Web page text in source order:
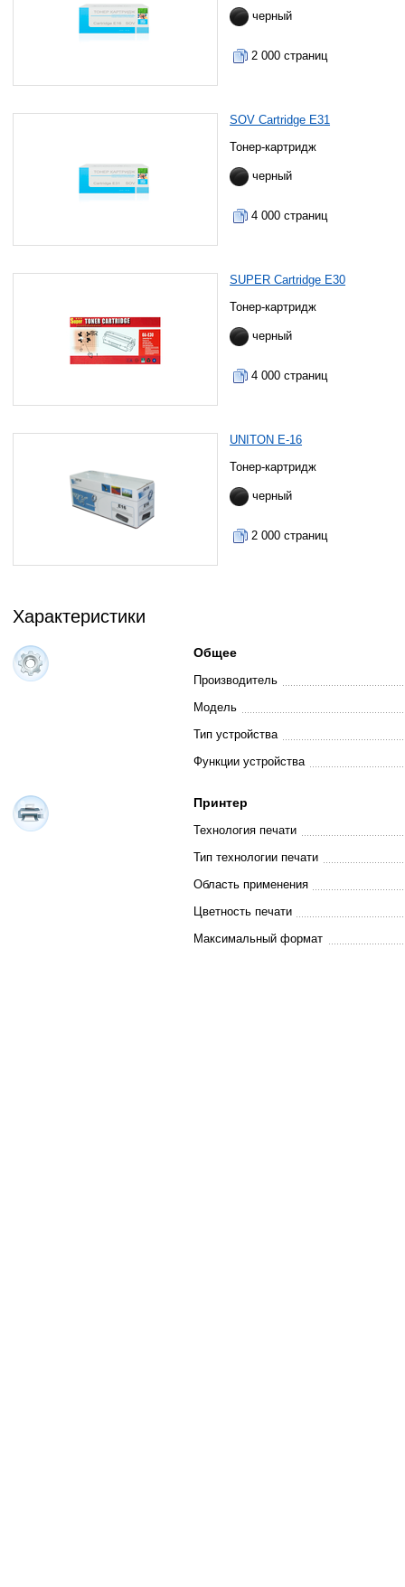
черный
2 000 страниц
SOV Cartridge E31
Тонер-картридж
черный
4 000 страниц
SUPER Cartridge E30
Тонер-картридж
черный
4 000 страниц
UNITON E-16
Тонер-картридж
черный
2 000 страниц
Характеристики
Общее
Производитель
Модель
Тип устройства
Функции устройства
Принтер
Технология печати
Тип технологии печати
Область применения
Цветность печати
Максимальный формат